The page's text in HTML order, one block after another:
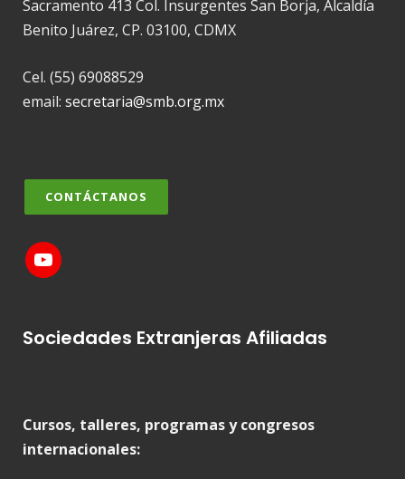
Sacramento 413 Col. Insurgentes San Borja, Alcaldía
Benito Juárez, CP. 03100, CDMX
Cel. (55) 69088529
email: secretaria@smb.org.mx
CONTÁCTANOS
Sociedades Extranjeras Afiliadas
Cursos, talleres, programas y congresos
internacionales: